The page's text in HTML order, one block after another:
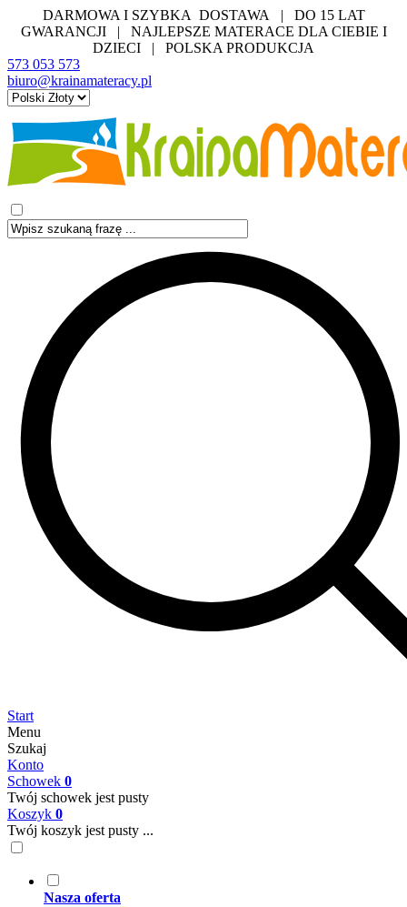
DARMOWA I SZYBKA DOSTAWA | DO 15 LAT
GWARANCJI | NAJLEPSZE MATERACE DLA CIEBIE I
DZIECI | POLSKA PRODUKCJA
573 053 573
biuro@krainamateracy.pl
Start
Menu
Szukaj
Konto
Schowek 0
Twój schowek jest pusty
Koszyk 0
Twój koszyk jest pusty ...
Nasza oferta